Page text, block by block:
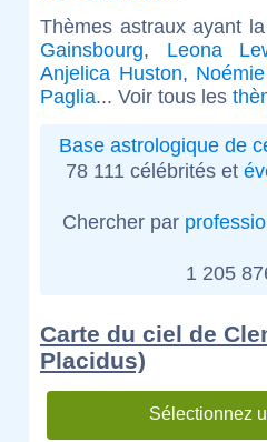
Thèmes astraux ayant
Gainsbourg, Leona
Anjelica Huston,
Paglia... Voir tous les
Base astrologique de
78 111 célébrités et
Chercher par
1 205
Carte du ciel de
Placidus)
Sélectionnez